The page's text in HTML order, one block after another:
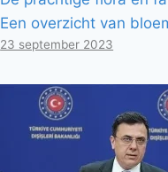
Een overzicht van
23 september 2023